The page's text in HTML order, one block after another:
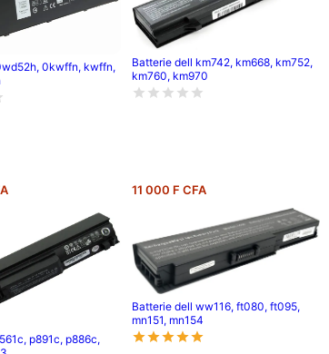
0kwffn, kwffn,
Batterie dell km742, km668, km752,
km760, km970
11 000 F CFA
p891c, p886c,
Batterie dell ww116, ft080, ft095,
mn151, mn154